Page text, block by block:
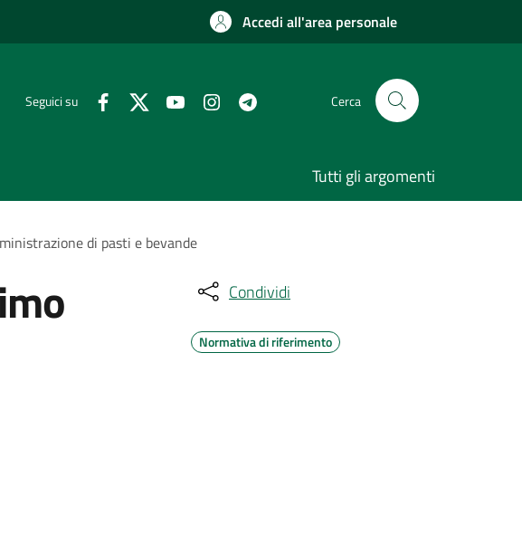
Accedi all'area personale
Seguici su Cerca
Tutti gli argomenti
di pasti e bevande
Condividi
Normativa di riferimento